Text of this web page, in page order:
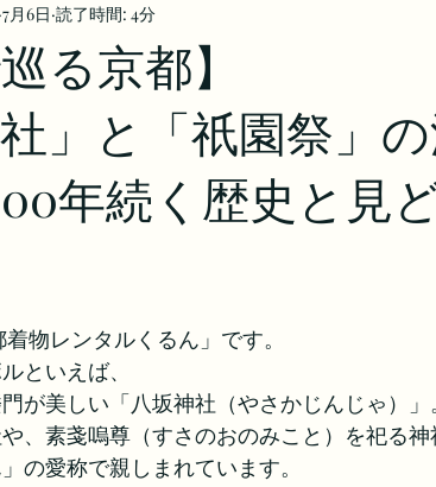
物で巡る
社」と「祇園祭」
年続く歴史と見
7月6日 読了時間: 4分
物レンタルくるん」です。
といえば、
が美しい「八坂神社（やさかじんじゃ）」。
、素戔嗚尊（すさのおのみこと）を祀る神
の愛称で親しまれています。